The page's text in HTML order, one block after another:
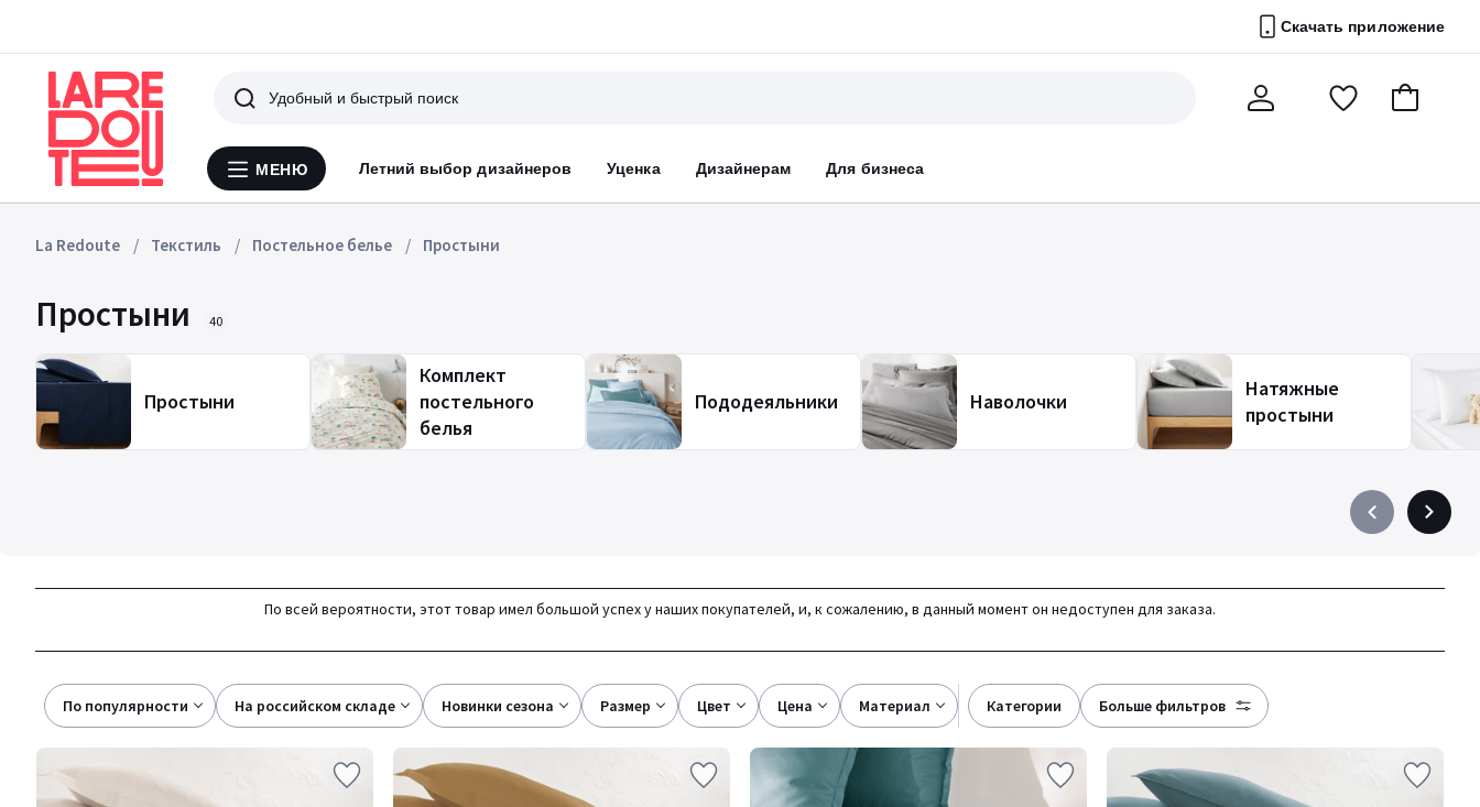
Скачать приложение
Меню
МЕНЮ Летний выбор дизайнеров Уценка Дизайнерам Для бизнеса
Поиск
ПерейтиВ
La Redoute Текстиль Постельное белье Простыни
Простыни 40
Простыни
Комплект
постельного
белья
Пододеяльники Наволочки
Натяжные
простыни
Précédent
à
Suivant
à
По всей вероятности, этот товар имел большой успех у наших покупателей, и, к сожалению, в данный момент он недоступен для заказа.
По популярности на российском складе новинки сезона размер цвет цена материал категории больше фильтров